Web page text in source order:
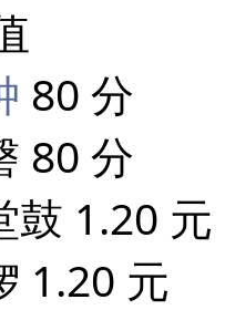
80 分
80 分
鼓 1.20 元
1.20 元